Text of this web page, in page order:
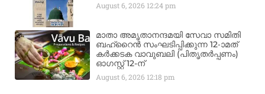
August 6, 2026 12:24 pm
മാതാ അമൃതാനന്ദമയി സേവാ സമിതി
ബഹ്‌റൈൻ സംഘടിപ്പിക്കുന്ന 12-ാമത്
കർക്കടക വാവുബലി (പിതൃതർപ്പണം)
ഓഗസ്റ്റ് 12-ന്
August 6, 2026 12:18 pm